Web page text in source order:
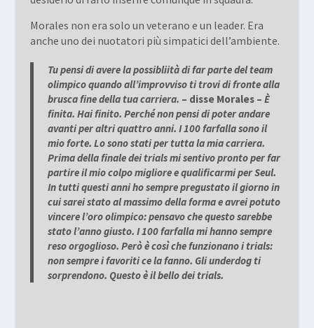
Morales non era solo un veterano e un leader. Era
anche uno dei nuotatori più simpatici dell’ambiente.
Tu pensi di avere la possibliità di far parte del team
olimpico quando all’improvviso ti trovi di fronte alla
brusca fine della tua carriera. – disse Morales – È
finita. Hai finito. Perché non pensi di poter andare
avanti per altri quattro anni. I 100 farfalla sono il
mio forte. Lo sono stati per tutta la mia carriera.
Prima della finale dei trials mi sentivo pronto per far
partire il mio colpo migliore e qualificarmi per Seul.
In tutti questi anni ho sempre pregustato il giorno in
cui sarei stato al massimo della forma e avrei potuto
vincere l’oro olimpico: pensavo che questo sarebbe
stato l’anno giusto. I 100 farfalla mi hanno sempre
reso orgoglioso. Però è così che funzionano i trials:
non sempre i favoriti ce la fanno. Gli underdog ti
sorprendono. Questo è il bello dei trials.